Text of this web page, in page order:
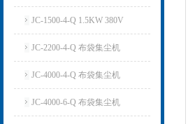
JC-1500-4-Q 1.5KW 380V
JC-2200-4-Q 布袋集尘机
JC-4000-4-Q 布袋集尘机
JC-4000-6-Q 布袋集尘机